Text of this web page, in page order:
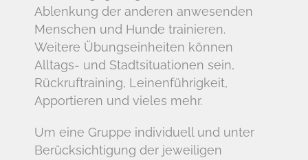
Ablenkung der anderen anwesenden
Menschen und Hunde trainieren.
Weitere Übungseinheiten können
Alltags- und Stadtsituationen sein,
Rückruftraining, Leinenführigkeit,
Apportieren und vieles mehr.
Um eine Gruppe individuell und unter
Berücksichtigung der jeweiligen